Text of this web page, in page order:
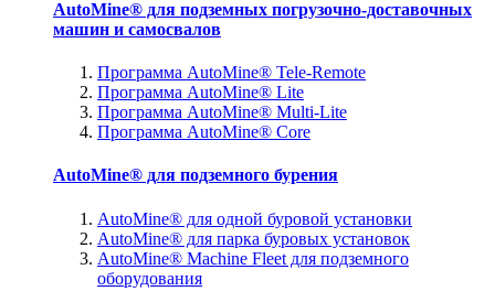
AutoMine® для подземных погрузочно-доставочных
машин и самосвалов
Программа AutoMine® Tele-Remote
Программа AutoMine® Lite
Программа AutoMine® Multi-Lite
Программа AutoMine® Core
AutoMine® для подземного бурения
AutoMine® для одной буровой установки
AutoMine® для парка буровых установок
AutoMine® Machine Fleet для подземного
оборудования